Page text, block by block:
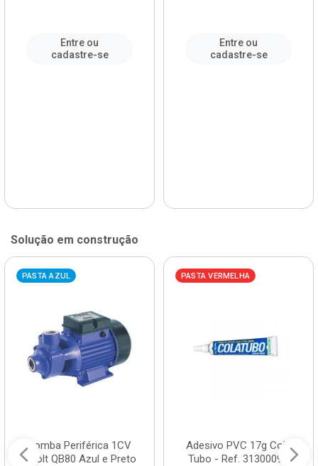
Entre ou
cadastre-se
Entre ou
cadastre-se
Solução em construção
PASTA AZUL
Bomba Periférica 1CV
Bivolt QB80 Azul e Preto
PASTA VERMELHA
Adesivo PVC 17g Cola
Tubo - Ref. 3130009 -